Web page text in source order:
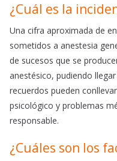
¿Cuál es la
Una cifra aproximada de
sometidos a anestesia
de sucesos que se
anestésico, pudiendo
recuerdos pueden
psicológico y problemas
responsable.
¿Cuáles son los